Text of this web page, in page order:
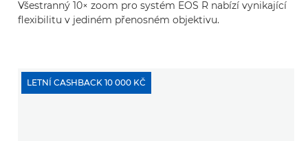
Všestranný 10× zoom pro systém EOS R nabízí vynikající
flexibilitu v jediném přenosném objektivu.
LETNÍ CASHBACK 10 000 KČ